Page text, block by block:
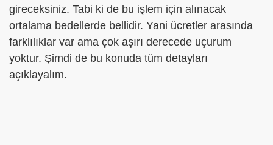
gireceksiniz. Tabi ki de bu işlem için alınacak
ortalama bedellerde bellidir. Yani ücretler arasında
farklılıklar var ama çok aşırı derecede uçurum
yoktur. Şimdi de bu konuda tüm detayları
açıklayalım.